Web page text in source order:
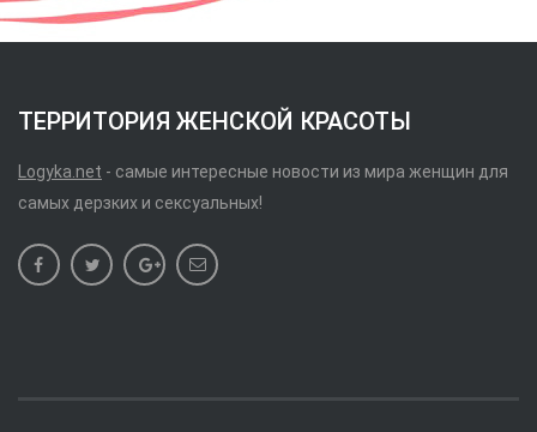
ТЕРРИТОРИЯ ЖЕНСКОЙ КРАСОТЫ
Logyka.net - самые интересные новости из мира женщин для
самых дерзких и сексуальных!